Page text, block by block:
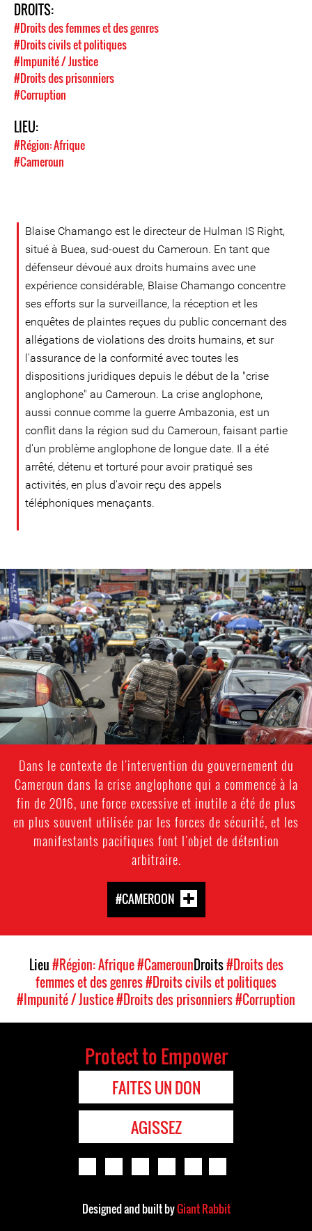
DROITS:
#Droits des femmes et des genres
#Droits civils et politiques
#Impunité / Justice
#Droits des prisonniers
#Corruption
LIEU:
#Région: Afrique
#Cameroun
Blaise Chamango est le directeur de Hulman IS Right,
situé à Buea, sud-ouest du Cameroun. En tant que
défenseur dévoué aux droits humains avec une
expérience considérable, Blaise Chamango concentre
ses efforts sur la surveillance, la réception et les
enquêtes de plaintes reçues du public concernant des
allégations de violations des droits humains, et sur
l'assurance de la conformité avec toutes les
dispositions juridiques depuis le début de la "crise
anglophone" au Cameroun. La crise anglophone,
aussi connue comme la guerre Ambazonia, est un
conflit dans la région sud du Cameroun, faisant partie
d'un problème anglophone de longue date. Il a été
arrêté, détenu et torturé pour avoir pratiqué ses
activités, en plus d'avoir reçu des appels
téléphoniques menaçants.
cameroon-
urban-
context.jpg
Dans le contexte de l'intervention du gouvernement du
Cameroun dans la crise anglophone qui a commencé à la
fin de 2016, une force excessive et inutile a été de plus
en plus souvent utilisée par les forces de sécurité, et les
manifestants pacifiques font l'objet de détention
arbitraire.
#CAMEROON
Lieu#Région: Afrique#CamerounDroits#Droits des
femmes et des genres#Droits civils et politiques
#Impunité / Justice#Droits des prisonniers#Corruption
Protect to Empower
FAITES UN DON
AGISSEZ
Designed and built byGiant Rabbit